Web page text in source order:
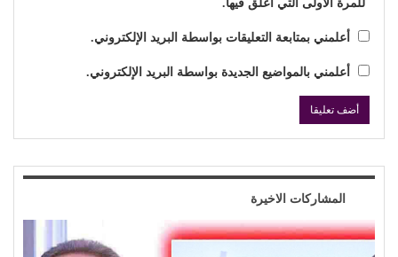
للمرة الأولى التي أعلق فيها.
أعلمني بمتابعة التعليقات بواسطة البريد الإلكتروني.
أعلمني بالمواضيع الجديدة بواسطة البريد الإلكتروني.
المشاركات الاخيرة